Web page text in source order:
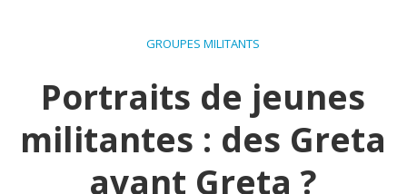
GROUPES MILITANTS
Portraits de jeunes
militantes : des Greta
avant Greta ?